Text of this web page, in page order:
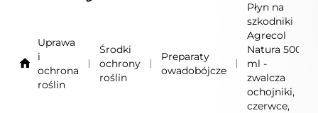
Uprawa
i
ochrona
roślin
Środki
ochrony
roślin
Preparaty
owadobójcze
Płyn na
szkodniki
Agrecol
Natura 500
ml -
zwalcza
ochojniki,
czerwce,